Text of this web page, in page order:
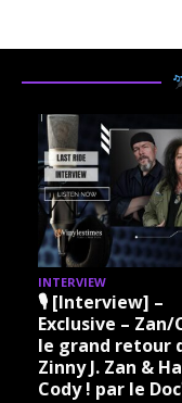
INTERVIEW
🎙 [Interview] –
Exclusive – Zan/
le grand retour
Zinny J. Zan &
Cody ! par le